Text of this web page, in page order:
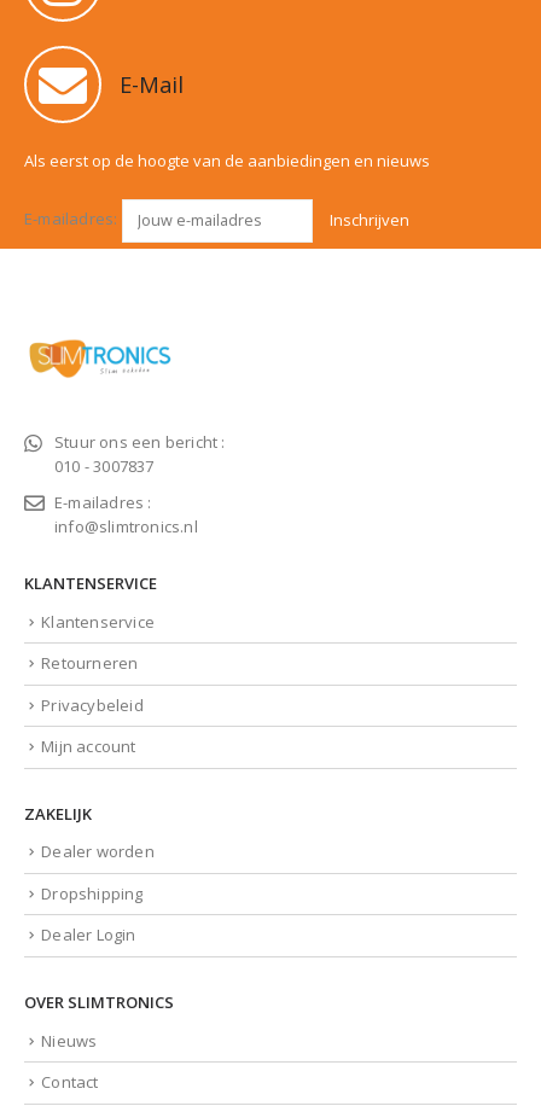
E-Mail
Als eerst op de hoogte van de aanbiedingen en nieuws
E-mailadres:
Stuur ons een bericht :
010 - 3007837
E-mailadres :
info@slimtronics.nl
KLANTENSERVICE
Klantenservice
Retourneren
Privacybeleid
Mijn account
ZAKELIJK
Dealer worden
Dropshipping
Dealer Login
OVER SLIMTRONICS
Nieuws
Contact